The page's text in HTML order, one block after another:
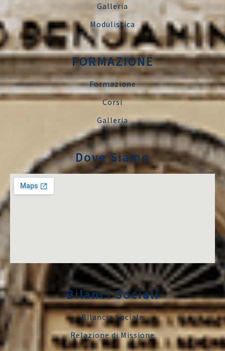
Galleria
Modulistica
FORMAZIONE
Formazione
Corsi
Galleria
Dove Siamo
Bilanci Sociali
Bilancio Sociale
Relazione di Missione